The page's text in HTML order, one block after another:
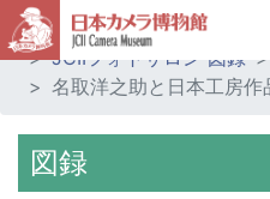
ホーム
ミュージアムショ
JCIIフォトサロン 図録
名取洋之助と日本工房
図録